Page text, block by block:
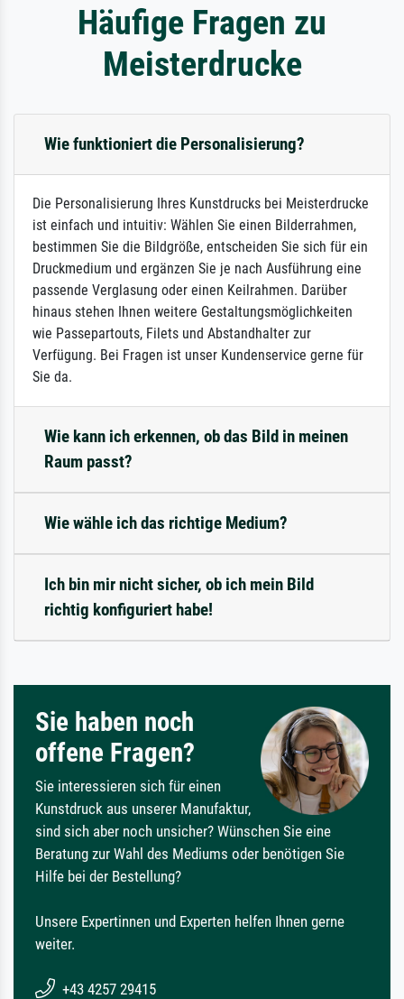
Häufige Fragen zu
Meisterdrucke
Wie funktioniert die Personalisierung?
Die Personalisierung Ihres Kunstdrucks bei Meisterdrucke
ist einfach und intuitiv: Wählen Sie einen Bilderrahmen,
bestimmen Sie die Bildgröße, entscheiden Sie sich für ein
Druckmedium und ergänzen Sie je nach Ausführung eine
passende Verglasung oder einen Keilrahmen. Darüber
hinaus stehen Ihnen weitere Gestaltungsmöglichkeiten
wie Passepartouts, Filets und Abstandhalter zur
Verfügung. Bei Fragen ist unser Kundenservice gerne für
Sie da.
Wie kann ich erkennen, ob das Bild in meinen
Raum passt?
Wie wähle ich das richtige Medium?
Ich bin mir nicht sicher, ob ich mein Bild
richtig konfiguriert habe!
Sie haben noch
offene Fragen?
Sie interessieren sich für einen
Kunstdruck aus unserer Manufaktur,
sind sich aber noch unsicher? Wünschen Sie eine
Beratung zur Wahl des Mediums oder benötigen Sie
Hilfe bei der Bestellung?
Unsere Expertinnen und Experten helfen Ihnen gerne
weiter.
+43 4257 29415